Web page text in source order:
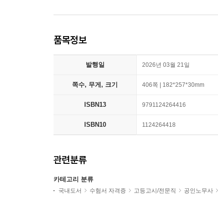
품목정보
발행일 2026년 03월 21일
쪽수, 무게, 크기 406쪽 | 182*257*30mm
ISBN13 9791124264416
ISBN10 1124264418
관련분류
카테고리 분류
국내도서 수험서 자격증 고등고시/전문직
공인노무사